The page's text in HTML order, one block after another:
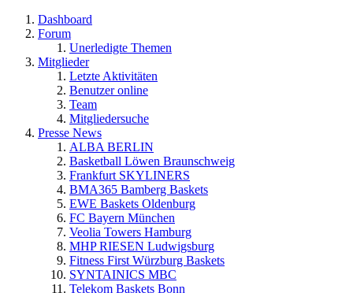
Dashboard
Forum
Unerledigte Themen
Mitglieder
Letzte Aktivitäten
Benutzer online
Team
Mitgliedersuche
Presse News
ALBA BERLIN
Basketball Löwen Braunschweig
Frankfurt SKYLINERS
BMA365 Bamberg Baskets
EWE Baskets Oldenburg
FC Bayern München
Veolia Towers Hamburg
MHP RIESEN Ludwigsburg
Fitness First Würzburg Baskets
SYNTAINICS MBC
Telekom Baskets Bonn